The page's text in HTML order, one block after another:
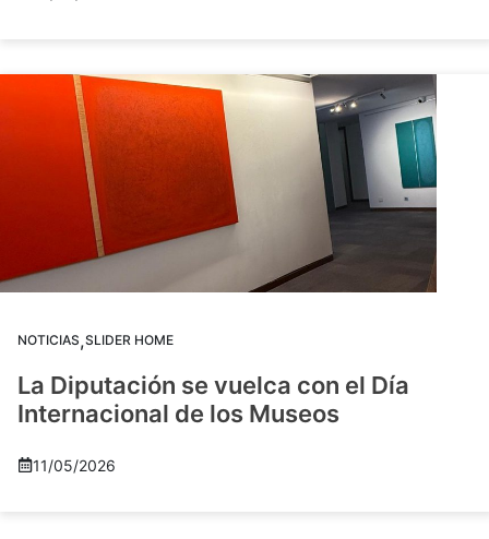
NOTICIAS,SLIDER HOME
La Diputación se vuelca con el Día
Internacional de los Museos
11/05/2026